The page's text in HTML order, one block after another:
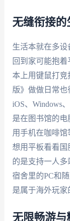
无缝衔接的
生活本就在多设
回到家可能抱
本上用键鼠打竞
版》做做日常也
iOS、Windows
是在图书馆的
用手机在咖啡
想用平板看看
的是支持一人多
宿舍里的PC和
是属于海外玩家
无限畅游与